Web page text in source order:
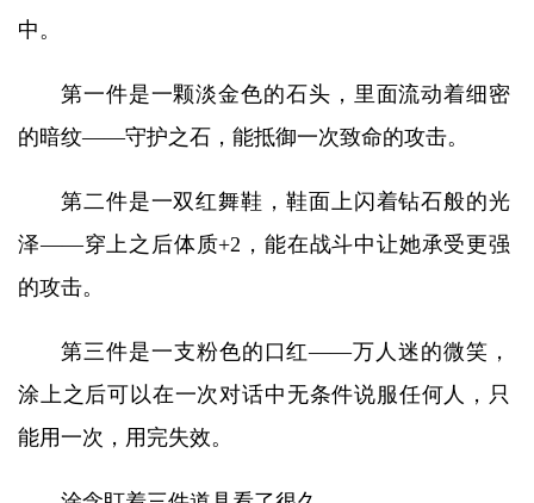
中。
第一件是一颗淡金色的石头，里面流动着细密
的暗纹——守护之石，能抵御一次致命的攻击。
第二件是一双红舞鞋，鞋面上闪着钻石般的光
泽——穿上之后体质+2，能在战斗中让她承受更强
的攻击。
第三件是一支粉色的口红——万人迷的微笑，
涂上之后可以在一次对话中无条件说服任何人，只
能用一次，用完失效。